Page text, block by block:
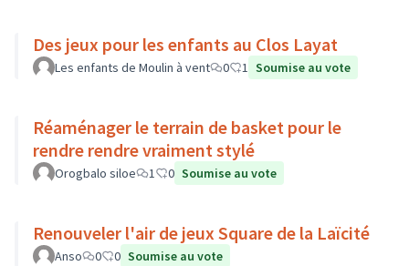
Des jeux pour les enfants au Clos Layat
Les enfants de Moulin à vent 0 1 Soumise au vote
Réaménager le terrain de basket pour le
rendre rendre vraiment stylé
Orogbalo siloe 1 0 Soumise au vote
Renouveler l'air de jeux Square de la Laïcité
Anso 0 0 Soumise au vote